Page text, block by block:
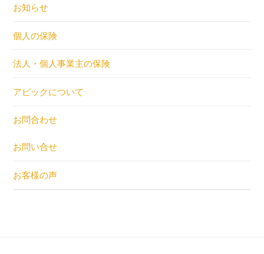
お知らせ
個人の保険
法人・個人事業主の保険
アピックについて
お問合わせ
お問い合せ
お客様の声